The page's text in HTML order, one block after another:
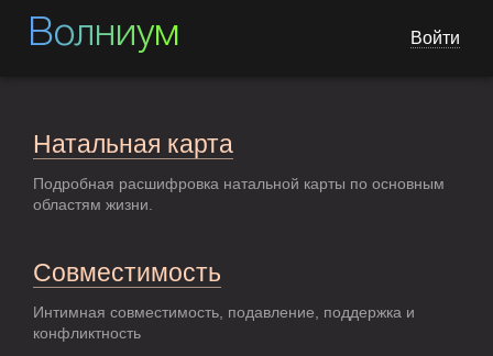
Волниум Войти
Натальная карта
Подробная расшифровка натальной карты по основным
областям жизни.
Совместимость
Интимная совместимость, подавление, поддержка и
конфликтность